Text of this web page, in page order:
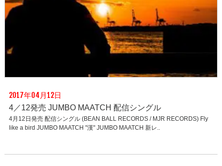
2017年04月12日
4／12発売 JUMBO MAATCH 配信シングル
4月12日発売 配信シングル (BEAN BALL RECORDS / MJR RECORDS) Fly
like a bird JUMBO MAATCH "漢" JUMBO MAATCH 新レ..